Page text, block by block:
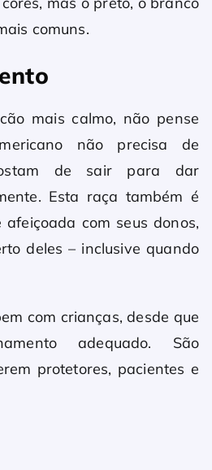
comuns.
mais calmo, não pense
não precisa de
de sair para dar
Esta raça também é
com seus donos,
deles – inclusive quando
com crianças, desde que
adequado. São
protetores, pacientes e